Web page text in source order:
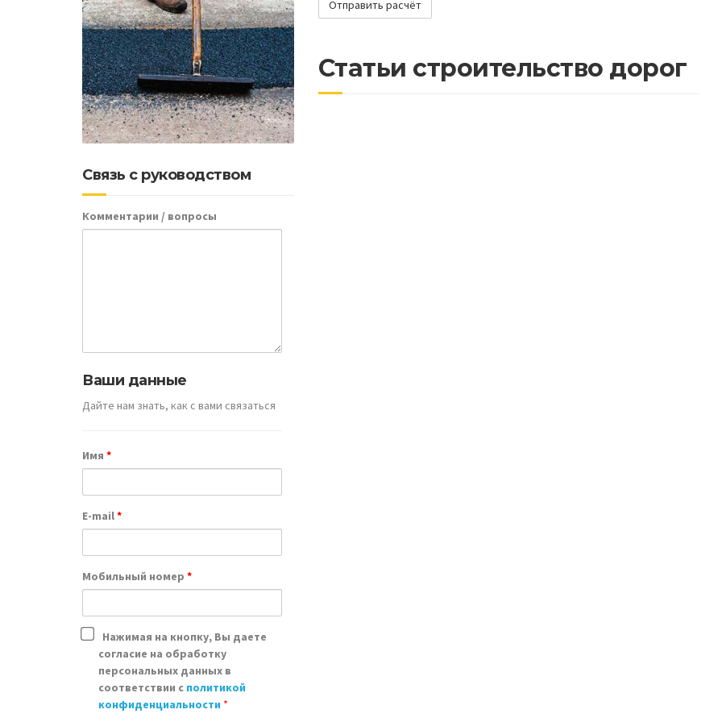
Статьи строительство дорог
Связь с руководством
Комментарии / вопросы
Ваши данные
Дайте нам знать, как с вами связаться
Имя *
E-mail*
Мобильный номер *
Нажимая на кнопку, Вы даете
согласие на обработку
персональных данных в
соответствии с политикой
конфиденциальности *